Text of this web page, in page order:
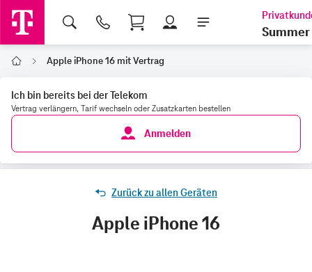
Shopping Cart
Summer
Home Apple iPhone 16 mit Vertrag
Ich bin bereits bei der Telekom
Vertrag verlängern, Tarif wechseln oder Zusatzkarten bestellen
Anmelden
Zurück zu allen Geräten
Apple iPhone 16